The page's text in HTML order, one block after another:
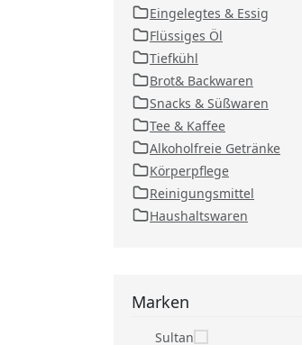
Eingelegtes & Essig
Flüssiges Öl
Tiefkühl
Brot& Backwaren
Snacks & Süßwaren
Tee & Kaffee
Alkoholfreie Getränke
Körperpflege
Reinigungsmittel
Haushaltswaren
Marken
Sultan